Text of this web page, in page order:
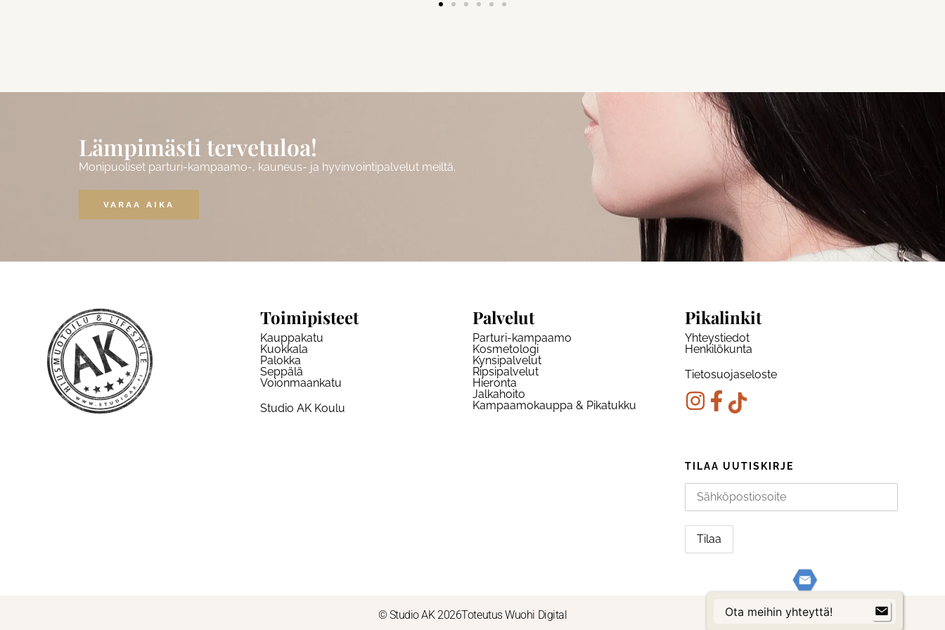
Lämpimästi tervetuloa!
Monipuoliset parturi-kampaamo-, kauneus- ja hyvinvointipalvelut meiltä.
VARAA AIKA
Toimipisteet
Kauppakatu
Kuokkala
Palokka
Seppälä
Voionmaankatu
Studio AK Koulu
Palvelut
Parturi-kampaamo
Kosmetologi
Kynsipalvelut
Ripsipalvelut
Hieronta
Jalkahoito
Kampaamokauppa & Pikatukku
Pikalinkit
Yhteystiedot
Henkilökunta
Tietosuojaseloste
TILAA UUTISKIRJE
© Studio AK 2026Toteutus Wuohi Digital Ota meihin yhteyttä!